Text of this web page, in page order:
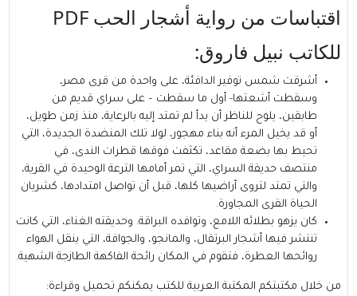
اقتباسات من رواية أشجار الحب PDF
للكاتب نبيل فاروق:
أشرقت شمس توفير الدافئة، على واحدة من قرى مصر،
وسقطت أشعتها- أول ما سقطت – على سراي قديم من
طابقين، يلوح للناظر أن يدأ لم تمتد إليه بالرعاية، منذ زمن طويل،
أو قد يخيل المرء أنه بناء مهجور، لولا تلك المنضدة الجديدة، التي
تحيط بها بضعة مقاعد، تكثفت فوقها قطرات الندى، في
منتصف حديقة السراي، التي تمر أمامها الترعة الوحيدة في القرية،
والتي تمتد لتروى أراضيها كلها، قبل أن تواصل امتدادها، كشريان
الحياة القرى المجاورة.
كان يزهو بطلائه اللامع، وتوافده البراقة. وحديقته الغناء، التي كانت
تنتشر فيها أشجار البرتقال، والمانجو، والجوافة، التي ينقل الهواء
روائحها العطرة، فتقوم في المكان رائحة الفاكهة الطازجة الشهية.
من خلال مكتبتكم المكتبة العربية للكتب يمكنكم تحميل وقراءة: